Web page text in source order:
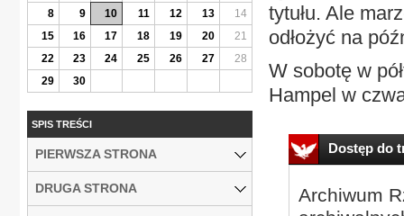
tytułu. Ale
odłożyć na
W sobotę w
Hampel w
Dostęp do
Archiwum
8
9 10 11 12 13
14
15
16 17 18 19 20
21
22
23 24 25 26 27
28
29
30
SPIS TREŚCI
PIERWSZA STRONA
DRUGA STRONA